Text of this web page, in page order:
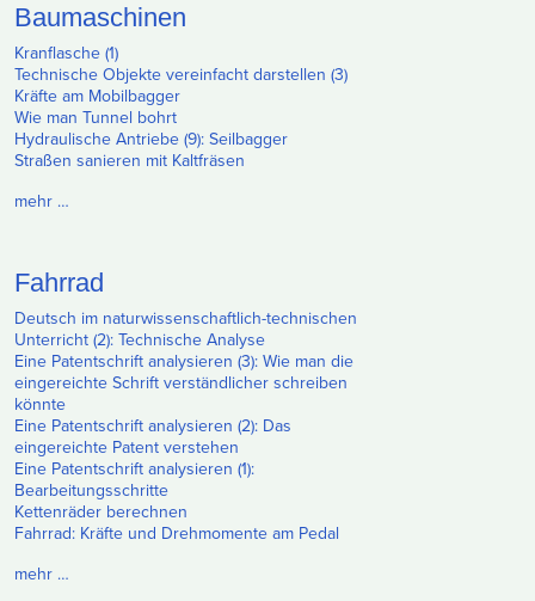
Baumaschinen
Kranflasche (1)
Technische Objekte vereinfacht darstellen (3)
Kräfte am Mobilbagger
Wie man Tunnel bohrt
Hydraulische Antriebe (9): Seilbagger
Straßen sanieren mit Kaltfräsen
mehr …
Fahrrad
Deutsch im naturwissenschaftlich-technischen
Unterricht (2): Technische Analyse
Eine Patentschrift analysieren (3): Wie man die
eingereichte Schrift verständlicher schreiben
könnte
Eine Patentschrift analysieren (2): Das
eingereichte Patent verstehen
Eine Patentschrift analysieren (1):
Bearbeitungsschritte
Kettenräder berechnen
Fahrrad: Kräfte und Drehmomente am Pedal
mehr …